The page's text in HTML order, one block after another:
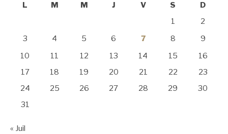
L
M M J V S
D
1
2
3
4 5 6 7 8
9
10
11 12 13 14 15
16
17
18 19 20 21 22
23
24
25 26 27 28 29
30
31
« Juil